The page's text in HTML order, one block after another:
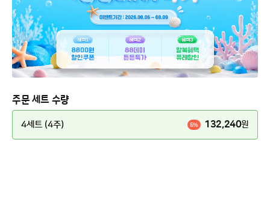
주문 세트 수량
4세트 (4주) 5% 132,240원